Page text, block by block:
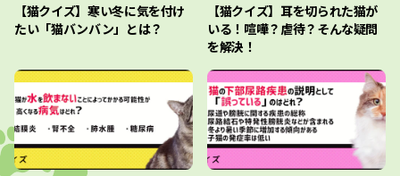
【猫クイズ】寒い冬に気を付け
たい「猫バンバン」とは？
【猫クイズ】耳を切られた猫が
いる！喧嘩？虐待？そんな疑問
を解決！